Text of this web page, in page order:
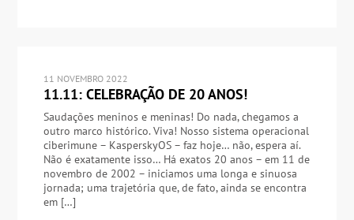
11 NOVEMBRO 2022
11.11: CELEBRAÇÃO DE 20 ANOS!
Saudações meninos e meninas! Do nada, chegamos a
outro marco histórico. Viva! Nosso sistema operacional
ciberimune – KasperskyOS – faz hoje… não, espera aí.
Não é exatamente isso… Há exatos 20 anos – em 11 de
novembro de 2002 – iniciamos uma longa e sinuosa
jornada; uma trajetória que, de fato, ainda se encontra
em […]